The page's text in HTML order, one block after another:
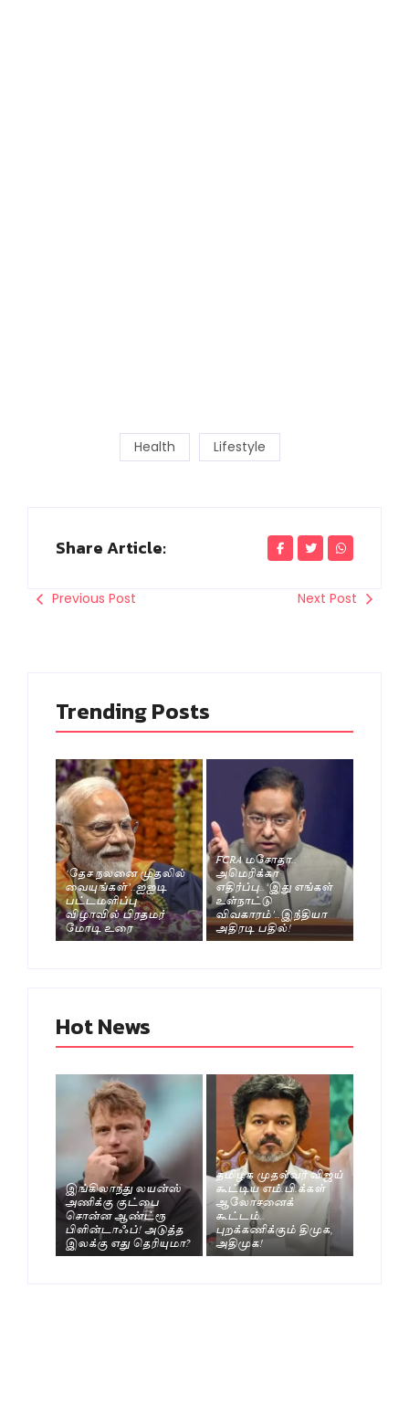
Health Lifestyle
Share Article:
Previous Post Next Post
Trending Posts
‘தேச நலனை முதலில்
வையுங்கள்’..ஐஐடி
பட்டமளிப்பு
விழாவில் பிரதமர்
மோடி உரை
FCRA மசோதா..
அமெரிக்கா
எதிர்ப்பு..‘இது எங்கள்
உள்நாட்டு
விவகாரம்’..இந்தியா
அதிரடி பதில்!
Hot News
இங்கிலாந்து லயன்ஸ்
அணிக்கு குட்பை
சொன்ன ஆண்ட்ரூ
பிளின்டாஃப்! அடுத்த
இலக்கு எது தெரியுமா?
தமிழக முதல்வர் விஜய்
கூட்டிய எம்.பி.க்கள்
ஆலோசனைக்
கூட்டம்..
புறக்கணிக்கும் திமுக,
அதிமுக!